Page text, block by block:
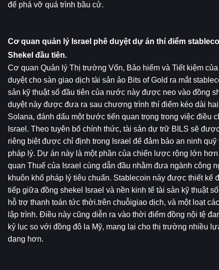
để phá vỡ quá trình bầu cử.
Cơ quan quản lý Israel phê duyệt dự án thí điểm
Shekel đầu tiên.
Cơ quan Quản lý Thị trường Vốn, Bảo hiểm và Tiết kiệm
duyệt cho sàn giao dịch tài sản ảo Bits of Gold ra mắt
sản kỹ thuật số đầu tiên của nước này được neo vào đồng
duyệt này được đưa ra sau chương trình thí điểm kéo dài
Solana, đánh dấu một bước tiến quan trọng trong việc điều
Israel. Theo tuyên bố chính thức, tài sản dự trữ BILS sẽ
riêng biệt được chỉ định trong Israel để đảm bảo an ninh
pháp lý. Dự án này là một phần của chiến lược rộng lớn
quan Thuế của Israel cùng dẫn đầu nhằm đưa ngành công
khuôn khổ pháp lý tiêu chuẩn. Stablecoin này được thiết kế
tiếp giữa đồng shekel Israel và nền kinh tế tài sản kỹ thuật
hỗ trợ thanh toán tức thời.trên chuỗigiao dịch, và một loạt
lập trình. Điều này cũng diễn ra vào thời điểm đồng nội tệ
kỷ lục so với đồng đô la Mỹ, mang lại cho thị trường nhiều
dạng hơn.